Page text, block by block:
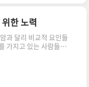
하며, 치료 후에 빨
, 어떤 보고에 의하면
양이 공급된 사람에게..
한 노력
과 달리 비교적 요인들
가지고 있는 사람들이
견하여 완치시킬 수
지 않도록 전략을 세
발생시기를 늦출 수 있
방의 두 군으로 나눌